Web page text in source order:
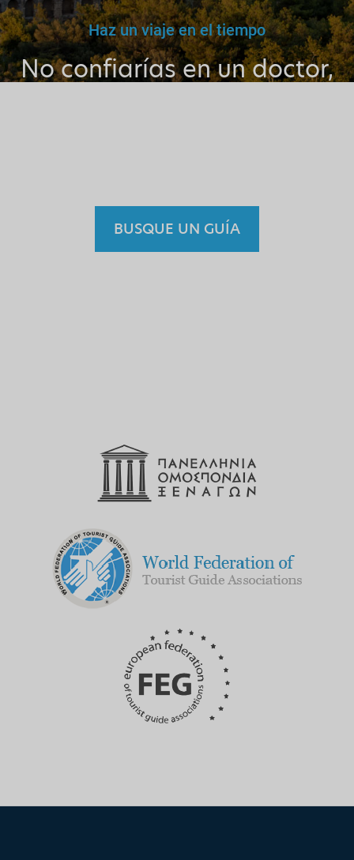
Haz un viaje en el tiempo
No confiarías en un doctor,
BUSQUE UN GUÍA